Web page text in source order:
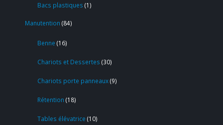
Bacs plastiques 1
Manutention 84
Benne 16
Chariots et Dessertes 30
Chariots porte panneaux 9
Rétention 18
Tables élévatrice 10